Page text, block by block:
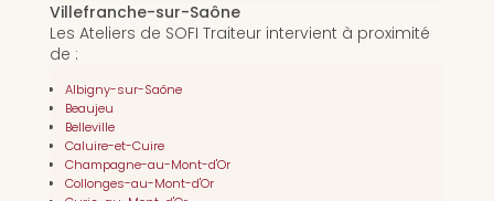
Villefranche-sur-Saône
Les Ateliers de SOFI Traiteur intervient à proximité
de :
Albigny-sur-Saône
Beaujeu
Belleville
Caluire-et-Cuire
Champagne-au-Mont-d'Or
Collonges-au-Mont-d'Or